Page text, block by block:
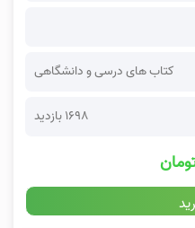
کتاب های درسی و دانشگاهی
1698 بازدید